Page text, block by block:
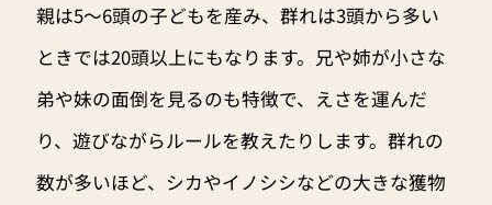
親は5～6頭の子どもを産み、群れは3頭から多い
ときでは20頭以上にもなります。兄や姉が小さな
弟や妹の面倒を見るのも特徴で、えさを運んだ
り、遊びながらルールを教えたりします。群れの
数が多いほど、シカやイノシシなどの大きな獲物